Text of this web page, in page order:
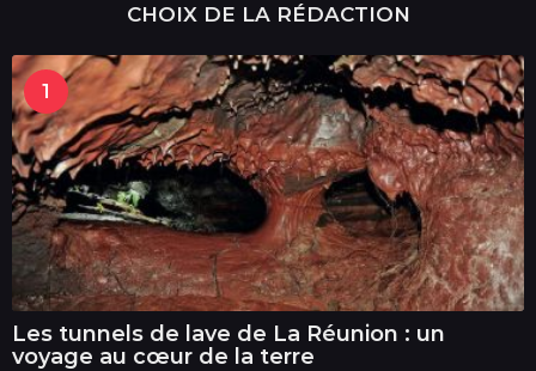
CHOIX DE LA RÉDACTION
1
Les tunnels de lave de La Réunion : un
voyage au cœur de la terre